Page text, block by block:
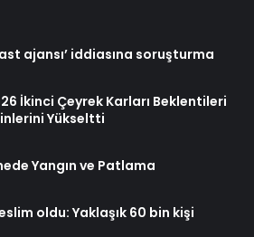
ajansı’ iddiasına soruşturma
İkinci Çeyrek Karları Beklentileri
Yükseltti
Yangın ve Patlama
oldu: Yaklaşık 60 bin kişi